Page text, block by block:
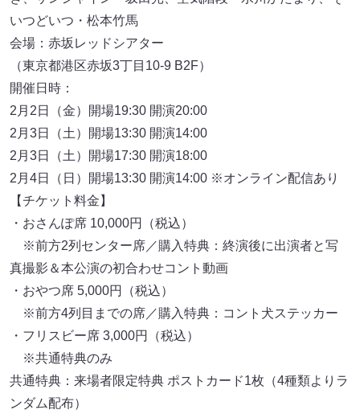
いつどいつ・松本⽵⾺
会場：⾚坂レッドシアター
（東京都港区⾚坂3丁⽬10-9 B2F）
開催⽇時：
2⽉2⽇（⾦）開場19:30 開演20:00
2⽉3⽇（⼟）開場13:30 開演14:00
2⽉3⽇（⼟）開場17:30 開演18:00
2⽉4⽇（⽇）開場13:30 開演14:00 ※オンライン配信あり
【チケット料⾦】
・おさんぽ席 10,000円（税込）
※前⽅2列センター席／購⼊特典：終演後に出演者と写
真撮影＆本公演の初合わせコント動画
・おやつ席 5,000円（税込）
※前⽅4列⽬までの席／購⼊特典：コント⽝ステッカー
・フリスビー席 3,000円（税込）
※共通特典のみ
共通特典：来場者限定特典 ポストカード1枚（4種類よりラ
ンダム配布）